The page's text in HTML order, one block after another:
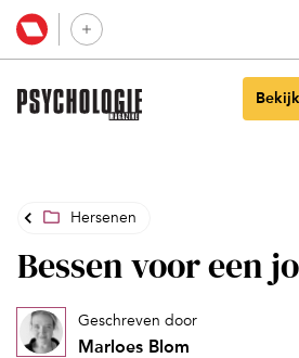
Hersenen
Bessen voor een
Geschreven door
Marloes Blom